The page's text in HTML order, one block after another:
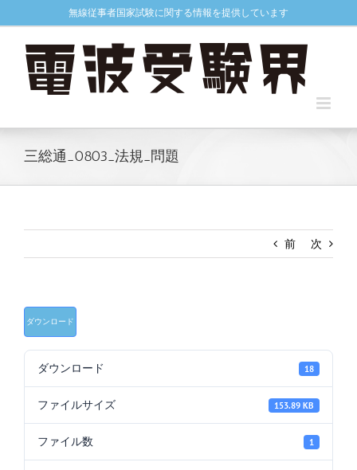
to
無線従事者国家試験に関する情報を提供しています
三総通_0803_法規_問題
前 次
ダウンロード
ダウンロード 18
ファイルサイズ 153.89 KB
ファイル数 1